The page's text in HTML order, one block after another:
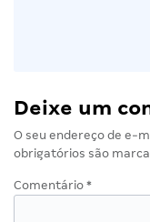
Deixe um
O seu endereço de e-
obrigatórios são
Comentário *